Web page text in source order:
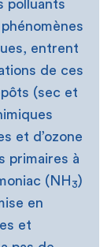
polluants
entrent
de ces
(sec et
et d’ozone
primaires à
(NH 3)
en
et